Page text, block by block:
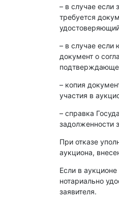
– в случае если
требуется
– в случае если
документ о
– копия
участия в
– справка
задолженности
При отказе
аукциона,
Если в
нотариально
заявителя.